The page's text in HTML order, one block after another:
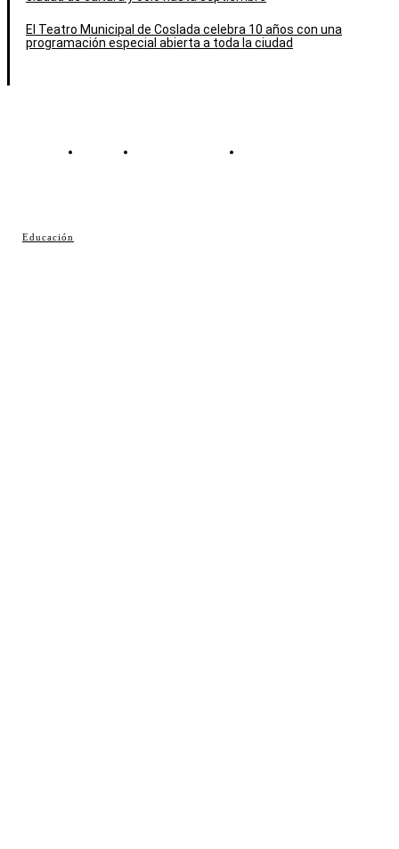
Educación
El Teatro Municipal de Coslada celebra 10 años con una
programación especial abierta a toda la ciudad
Contacto Política de cookies